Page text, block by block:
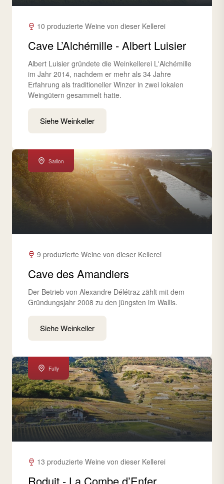
10 produzierte Weine von dieser Kellerei
Cave L’Alchémille - Albert Luisier
Albert Luisier gründete die Weinkellerei L'Alchémille
im Jahr 2014, nachdem er mehr als 34 Jahre
Erfahrung als traditioneller Winzer in zwei lokalen
Weingütern gesammelt hatte.
Siehe Weinkeller
Saillon
9 produzierte Weine von dieser Kellerei
Cave des Amandiers
Der Betrieb von Alexandre Délétraz zählt mit dem
Gründungsjahr 2008 zu den jüngsten im Wallis.
Siehe Weinkeller
Fully
13 produzierte Weine von dieser Kellerei
Roduit - La Combe d’Enfer